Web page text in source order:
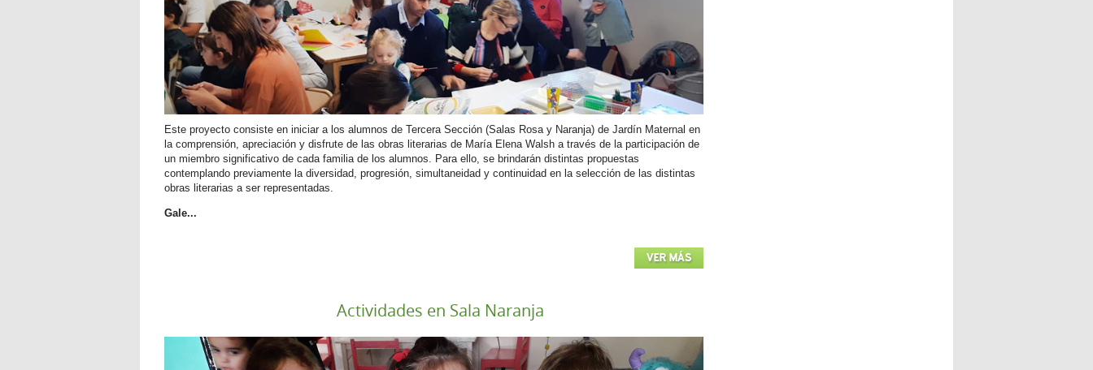
Este proyecto consiste en iniciar a los alumnos de Tercera Sección (Salas Rosa y Naranja) de Jardín Maternal en
la comprensión, apreciación y disfrute de las obras literarias de María Elena Walsh a través de la participación de
un miembro significativo de cada familia de los alumnos. Para ello, se brindarán distintas propuestas
contemplando previamente la diversidad, progresión, simultaneidad y continuidad en la selección de las distintas
obras literarias a ser representadas.
Gale...
VER MÁS
Actividades en Sala Naranja